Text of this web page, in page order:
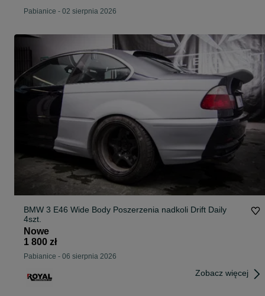
Pabianice - 02 sierpnia 2026
BMW 3 E46 Wide Body Poszerzenia nadkoli Drift Daily
4szt.
Nowe
1 800 zł
Pabianice - 06 sierpnia 2026
Zobacz więcej